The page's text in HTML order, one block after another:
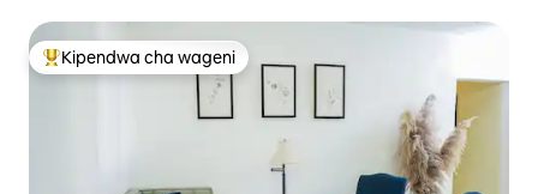
Kipendwa maarufu cha wageni
Kipendwa cha wageni